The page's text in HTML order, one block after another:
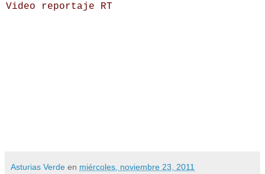
Video reportaje RT
Asturias Verde en miércoles, noviembre 23, 2011